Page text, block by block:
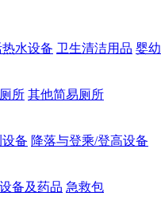
水设备 卫生清洁用品 婴
所 其他简易厕所
备 降落与登乘/登高设备
备及药品 急救包